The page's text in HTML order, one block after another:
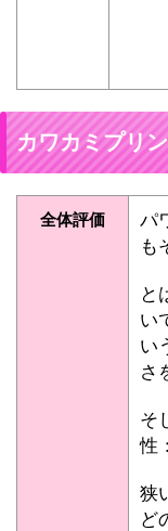
カワカミプリ
全体評価
パ
も
と
い
い
さ
そ
性
狭
ど